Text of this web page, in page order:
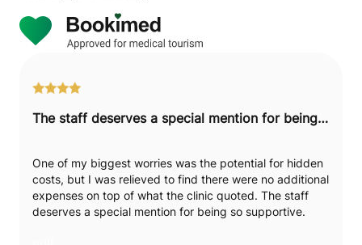
The staff deserves a special mention for being so supportive.
One of my biggest worries was the potential for hidden
costs, but I was relieved to find there were no additional
expenses on top of what the clinic quoted. The staff
deserves a special mention for being so supportive.